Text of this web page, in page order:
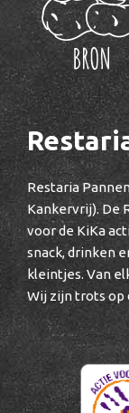
Restaria
Kankervrij). De
voor de KiKa
snack, drinken
kleintjes. Van
Wij zijn trots op